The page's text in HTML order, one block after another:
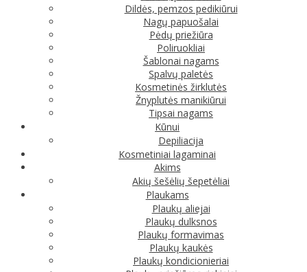
Dildės, pemzos pedikiūrui
Nagų papuošalai
Pėdų priežiūra
Poliruokliai
Šablonai nagams
Spalvų paletės
Kosmetinės žirklutės
Žnyplutės manikiūrui
Tipsai nagams
Kūnui
Depiliacija
Kosmetiniai lagaminai
Akims
Akių šešėlių šepetėliai
Plaukams
Plaukų aliejai
Plaukų dulksnos
Plaukų formavimas
Plaukų kaukės
Plaukų kondicionieriai